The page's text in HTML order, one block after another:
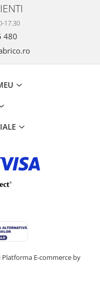
17.30
480
Platforma E-commerce by